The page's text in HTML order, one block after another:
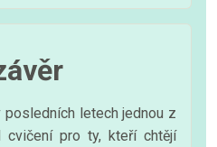
letech jednou z
cvičení pro ty, kteří chtějí